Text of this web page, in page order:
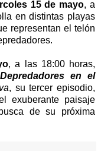
15 de mayo, a
en distintas playas
representan el telón
, a las 18:00 horas,
Depredadores en el
, su tercer episodio,
exuberante paisaje
de su próxima